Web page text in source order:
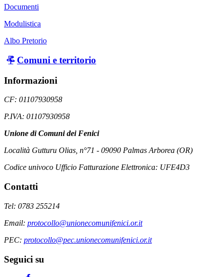
Documenti
Modulistica
Albo Pretorio
Comuni e territorio
Informazioni
CF: 01107930958
P.IVA: 01107930958
Unione di Comuni dei Fenici
Località Gutturu Olias, n°71 - 09090 Palmas Arborea (OR)
Codice univoco Ufficio Fatturazione Elettronica: UFE4D3
Contatti
Tel: 0783 255214
Email: protocollo@unionecomunifenici.or.it
PEC: protocollo@pec.unionecomunifenici.or.it
Seguici su